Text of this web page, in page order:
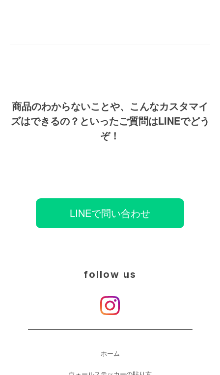
商品のわからないことや、こんなカスタマイ
ズはできるの？といったご質問はLINEでどう
ぞ！
LINEで問い合わせ
follow us
ホーム